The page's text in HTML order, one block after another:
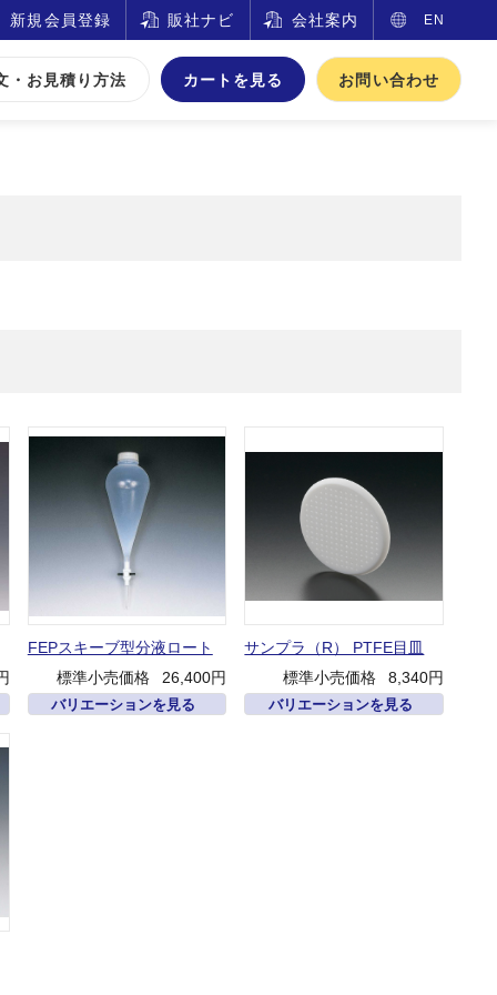
新規会員登録 販社ナビ 会社案内 EN
・お見積り方法 カートを見る お問い合わせ
FEPスキーブ型分液ロート
標準小売価格
26,400円
バリエーションを見る
サンプラ（R） PTFE目皿
標準小売価格
8,340円
バリエーションを見る